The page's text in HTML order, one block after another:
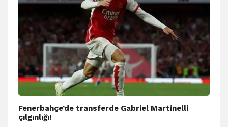
Fenerbahçe’de transferde Gabriel Martinelli
çılgınlığı!